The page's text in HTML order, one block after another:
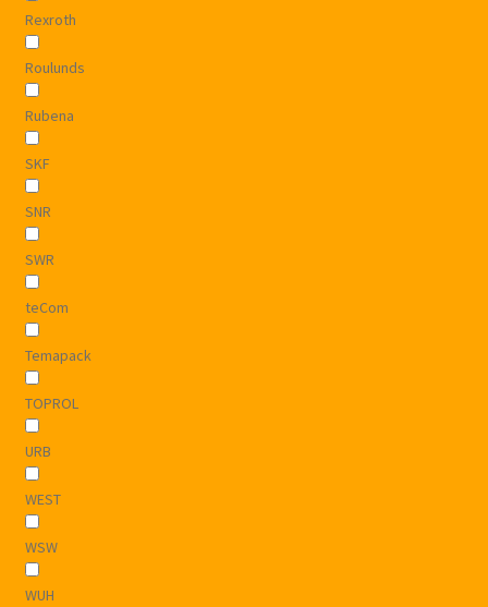
Rexroth
Roulunds
Rubena
SKF
SNR
SWR
teCom
Temapack
TOPROL
URB
WEST
WSW
WUH